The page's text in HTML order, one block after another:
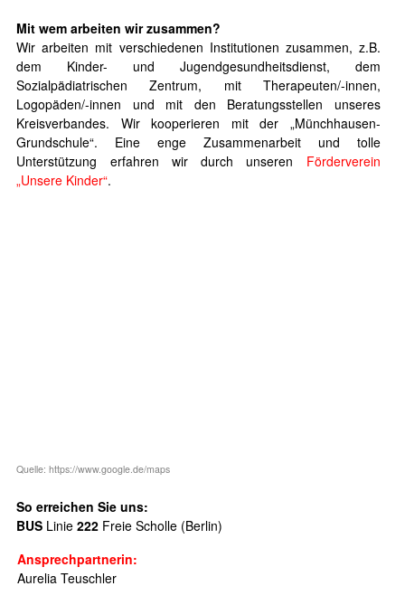
Mit wem arbeiten wir zusammen?
Wir arbeiten mit verschiedenen Institutionen zusammen, z.B.
dem Kinder- und Jugendgesundheitsdienst, dem
Sozialpädiatrischen Zentrum, mit Therapeuten/-innen,
Logopäden/-innen und mit den Beratungsstellen unseres
Kreisverbandes. Wir kooperieren mit der „Münchhausen-
Grundschule“. Eine enge Zusammenarbeit und tolle
Unterstützung erfahren wir durch unseren Förderverein
„Unsere Kinder“.
Quelle: https://www.google.de/maps
So erreichen Sie uns:
BUS Linie222 Freie Scholle (Berlin)
Ansprechpartnerin:
Aurelia Teuschler